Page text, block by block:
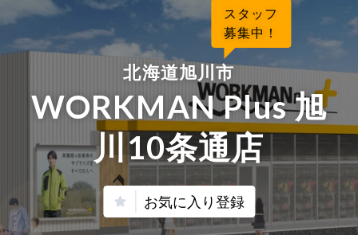
スタッフ
募集中！
北海道旭川市
WORKMAN Plus 旭
川10条通店
お気に入り登録